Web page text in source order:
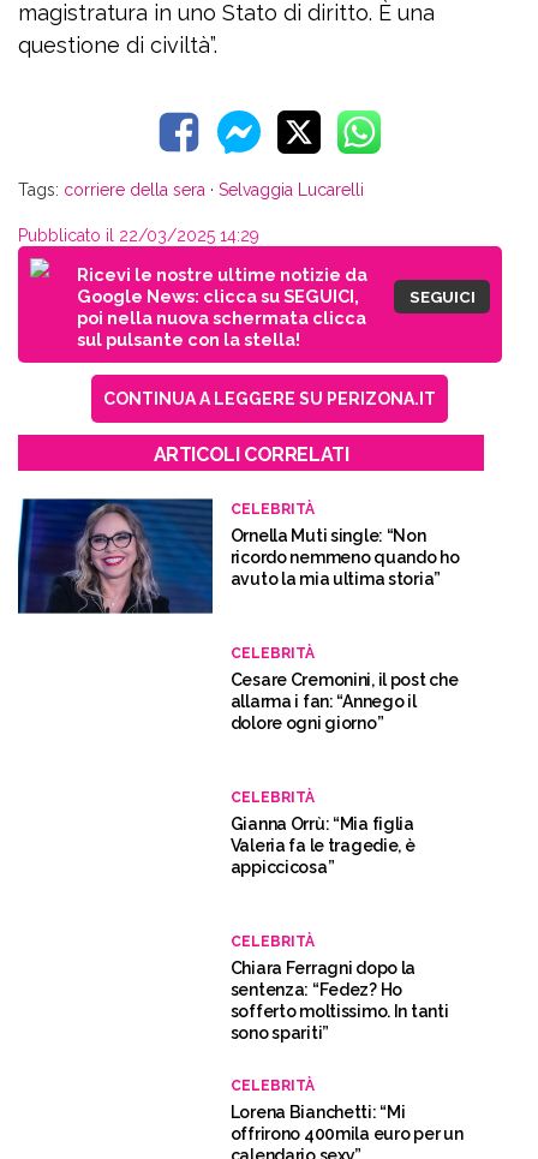
magistratura in uno Stato di diritto. È una
questione di civiltà”.
Tags: corriere della sera · Selvaggia Lucarelli
Pubblicato il 22/03/2025 14:29
Ricevi le nostre ultime notizie da
Google News: clicca su SEGUICI,
poi nella nuova schermata clicca
sul pulsante con la stella!
SEGUICI
CONTINUA A LEGGERE SU PERIZONA.IT
ARTICOLI CORRELATI
CELEBRITÀ
Ornella Muti single: “Non
ricordo nemmeno quando ho
avuto la mia ultima storia”
CELEBRITÀ
Cesare Cremonini, il post che
allarma i fan: “Annego il
dolore ogni giorno”
CELEBRITÀ
Gianna Orrù: “Mia figlia
Valeria fa le tragedie, è
appiccicosa”
CELEBRITÀ
Chiara Ferragni dopo la
sentenza: “Fedez? Ho
sofferto moltissimo. In tanti
sono spariti”
CELEBRITÀ
Lorena Bianchetti: “Mi
offrirono 400mila euro per un